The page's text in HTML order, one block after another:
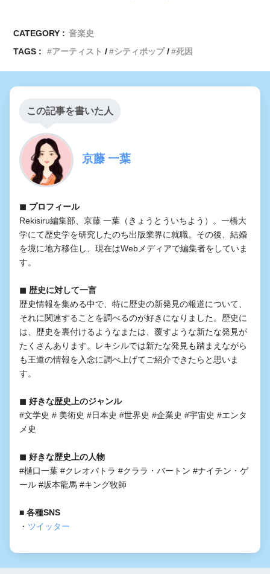
CATEGORY : 音楽史
TAGS :
アーティスト シティポップ 死因
この記事を書いた人
京藤 一葉
◼︎ プロフィール
Rekisiru編集部、京藤 一葉（きょうとういちよう）。一橋大
学にて歴史学を研究したのち出版業界に就職。その後、結婚
を境に地方移住し、現在はWebメディアで編集者をしていま
す。
◼︎ 歴史に対して一言
歴史情報を集める中で、特に歴史の新発見の報道について、
それに関連することを調べるのが好きになりました。歴史に
は、歴史を裏付けるようなまたは、覆すような新たな発見が
たくさんあります。レキシルでは新たな発見も踏まえながら
も王道の情報を入念に調べ上げてご紹介できたらと思いま
す。
◼︎ 好きな歴史上のジャンル
#文学史 # 美術史 #日本史 #世界史 #企業史 #宇宙史 #エンタ
メ史
◼︎ 好きな歴史上の人物
#樋口一葉 #クレオパトラ #クララ・バートン #ナイチン・ゲ
ール #坂本龍馬 #キング牧師
■ 各種SNS
・ ツイッター